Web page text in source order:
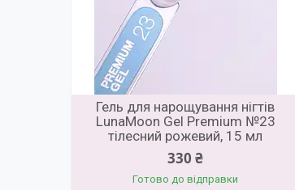
Гель для нарощування нігтів
LunaMoon Gel Premium №23
тілесний рожевий, 15 мл
330 ₴
Готово до відправки